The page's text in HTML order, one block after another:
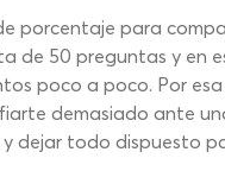
porcentaje para
de 50 preguntas y en
poco a poco. Por
demasiado ante
todo dispuesto